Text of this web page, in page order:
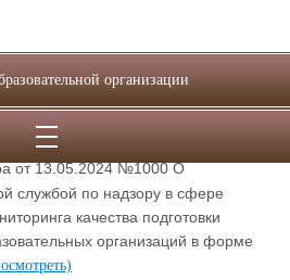
и контролю
проверочных работ
от 13.05.2024 №1000 О
службой по надзору в сфере
качества подготовки
организаций в форме
организации